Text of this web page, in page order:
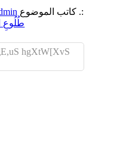
:. كاتب الموضوع
طُلُوعِ
hgXtW[XvS